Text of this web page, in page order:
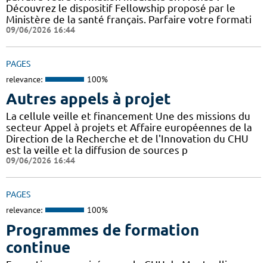
Découvrez le dispositif Fellowship proposé par le
Ministère de la santé français. Parfaire votre formati
09/06/2026 16:44
PAGES
relevance: 100%
Autres appels à projet
La cellule veille et financement Une des missions du
secteur Appel à projets et Affaire européennes de la
Direction de la Recherche et de l'Innovation du CHU
est la veille et la diffusion de sources p
09/06/2026 16:44
PAGES
relevance: 100%
Programmes de formation
continue